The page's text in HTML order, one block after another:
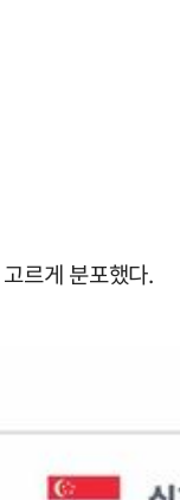
르게 분포했다.